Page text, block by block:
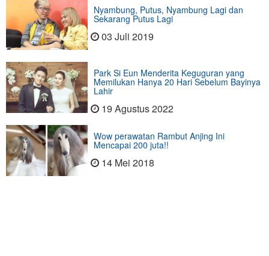
Nyambung, Putus, Nyambung Lagi dan
Sekarang Putus Lagi
03 Juli 2019
Park Si Eun Menderita Keguguran yang
Memilukan Hanya 20 Hari Sebelum Bayinya
Lahir
19 Agustus 2022
Wow perawatan Rambut Anjing Ini
Mencapai 200 juta!!
14 Mei 2018